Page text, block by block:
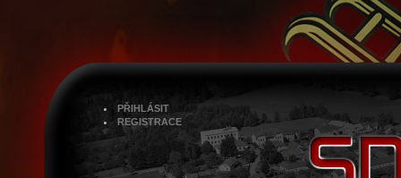
PŘIHLÁSIT
REGISTRACE